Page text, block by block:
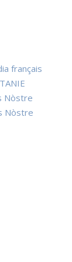
français
Nòstre
Nòstre